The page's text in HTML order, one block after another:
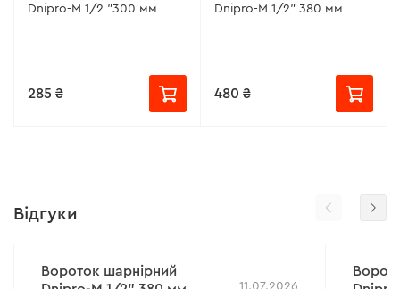
Dnipro-M 1/2 "300 мм
285 ₴
Dnipro-M 1/2" 380 мм
480 ₴
Відгуки
Вороток шарнірний